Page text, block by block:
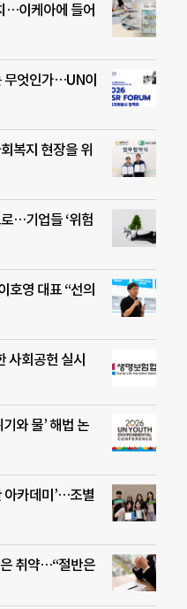
…이케아에 들어
무엇인가…UN이
복지 현장을 위
…기업들 ‘위험
호영 대표 “선의
사회공헌 실시
와 물’ 해법 논
아카데미’…조별
취약…“절반은